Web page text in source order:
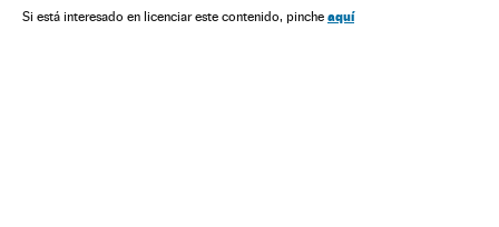
Si está interesado en licenciar este contenido, pinche aquí